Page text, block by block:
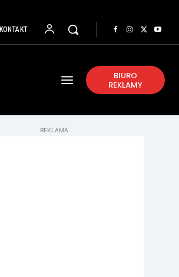
KONTAKT
BIURO
REKLAMY
REKLAMA